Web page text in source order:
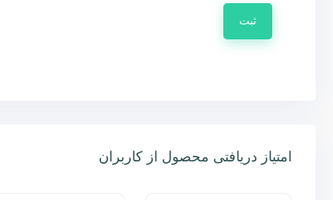
امتیاز دریافتی محصول از کاربران